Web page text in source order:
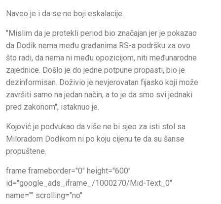
Naveo je i da se ne boji eskalacije.
"Mislim da je protekli period bio značajan jer je pokazao
da Dodik nema među građanima RS-a podršku za ovo
što radi, da nema ni među opozicijom, niti međunarodne
zajednice. Došlo je do jedne potpune propasti, bio je
dezinformisan. Doživio je nevjerovatan fijasko koji može
završiti samo na jedan način, a to je da smo svi jednaki
pred zakonom", istaknuo je.
Kojović je podvukao da više ne bi sjeo za isti stol sa
Miloradom Dodikom ni po koju cijenu te da su šanse
propuštene.
frame frameborder="0" height="600"
id="google_ads_iframe_/1000270/Mid-Text_0"
name="" scrolling="no"